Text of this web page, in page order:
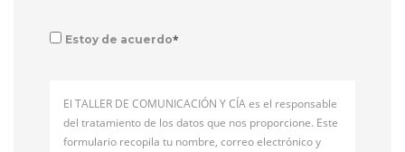
Estoy de acuerdo*
El TALLER DE COMUNICACIÓN Y CÍA es el responsable
del tratamiento de los datos que nos proporcione. Este
formulario recopila tu nombre, correo electrónico y